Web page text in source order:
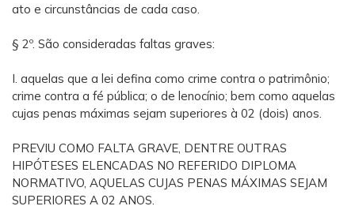
ato e circunstâncias de cada caso.
§ 2º. São consideradas faltas graves:
I. aquelas que a lei defina como crime contra o patrimônio;
crime contra a fé pública; o de lenocínio; bem como aquelas
cujas penas máximas sejam superiores à 02 (dois) anos.
PREVIU COMO FALTA GRAVE, DENTRE OUTRAS
HIPÓTESES ELENCADAS NO REFERIDO DIPLOMA
NORMATIVO, AQUELAS CUJAS PENAS MÁXIMAS SEJAM
SUPERIORES A 02 ANOS.